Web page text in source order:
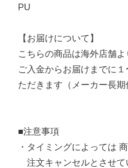
PU
【お届けについて】
こちらの商品は海外店舗よ
ご入金からお届けまでに
ただきます（メーカー長期
■注意事項
・タイミングによっては
注文キャンセルとさせて